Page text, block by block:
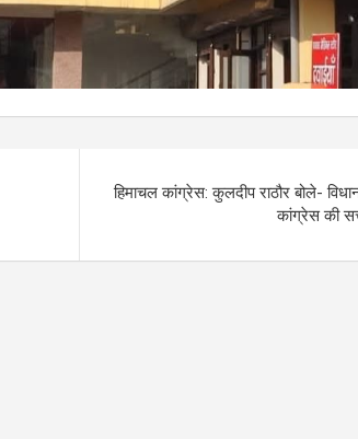
हिमाचल कांग्रेस: कुलदीप राठौर बोले-
कांग्रेस की